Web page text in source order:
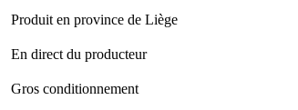
Produit en province de Liège
En direct du producteur
Gros conditionnement